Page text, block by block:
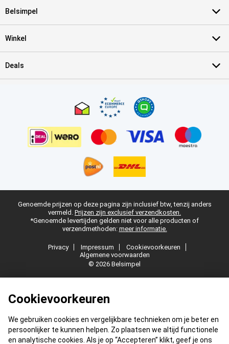
Cookievoorkeuren
We gebruiken cookies en vergelijkbare technieken om je beter en
persoonlijker te kunnen helpen. Zo plaatsen we altijd functionele
en analytische cookies. Als je op “Accepteren” klikt, geef je ons
Belsimpel
Winkel
Deals
Genoemde prijzen op deze pagina zijn inclusief btw, tenzij anders
vermeld. Prijzen zijn exclusief verzendkosten.
*Genoemde levertijden gelden niet voor alle producten of
verzendmethoden: meer informatie.
Privacy Impressum
Cookievoorkeuren
Algemene voorwaarden
© 2026 Belsimpel